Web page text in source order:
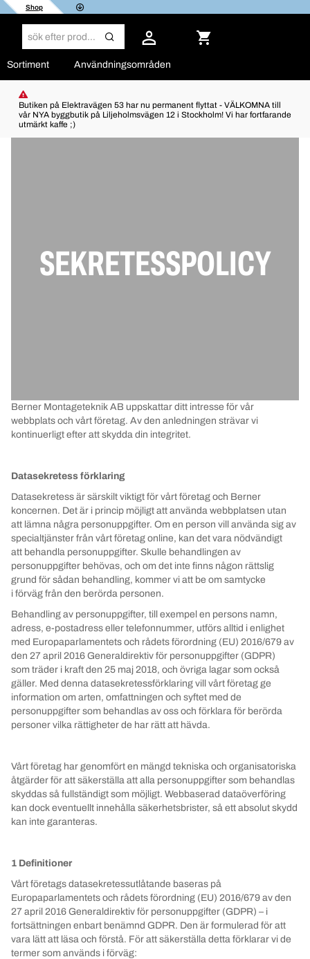
Shop
Sortiment Användningsområden
Butiken på Elektravägen 53 har nu permanent flyttat - VÄLKOMNA till
vår NYA byggbutik på Liljeholmsvägen 12 i Stockholm! Vi har fortfarande
utmärkt kaffe ;)
SEKRETESSPOLICY
Berner Montageteknik AB uppskattar ditt intresse för vår
webbplats och vårt företag. Av den anledningen strävar vi
kontinuerligt efter att skydda din integritet.
Datasekretess förklaring
Datasekretess är särskilt viktigt för vårt företag och Berner
koncernen. Det är i princip möjligt att använda webbplatsen utan
att lämna några personuppgifter. Om en person vill använda sig av
specialtjänster från vårt företag online, kan det vara nödvändigt
att behandla personuppgifter. Skulle behandlingen av
personuppgifter behövas, och om det inte finns någon rättslig
grund för sådan behandling, kommer vi att be om samtycke
i förväg från den berörda personen.
Behandling av personuppgifter, till exempel en persons namn,
adress, e-postadress eller telefonnummer, utförs alltid i enlighet
med Europaparlamentets och rådets förordning (EU) 2016/679 av
den 27 april 2016 Generaldirektiv för personuppgifter (GDPR)
som träder i kraft den 25 maj 2018, och övriga lagar som också
gäller. Med denna datasekretessförklaring vill vårt företag ge
information om arten, omfattningen och syftet med de
personuppgifter som behandlas av oss och förklara för berörda
personer vilka rättigheter de har rätt att hävda.
Vårt företag har genomfört en mängd tekniska och organisatoriska
åtgärder för att säkerställa att alla personuppgifter som behandlas
skyddas så fullständigt som möjligt. Webbaserad dataöverföring
kan dock eventuellt innehålla säkerhetsbrister, så ett absolut skydd
kan inte garanteras.
1 Definitioner
Vårt företags datasekretessutlåtande baseras på
Europaparlamentets och rådets förordning (EU) 2016/679 av den
27 april 2016 Generaldirektiv för personuppgifter (GDPR) – i
fortsättningen enbart benämnd GDPR. Den är formulerad för att
vara lätt att läsa och förstå. För att säkerställa detta förklarar vi de
termer som används i förväg: